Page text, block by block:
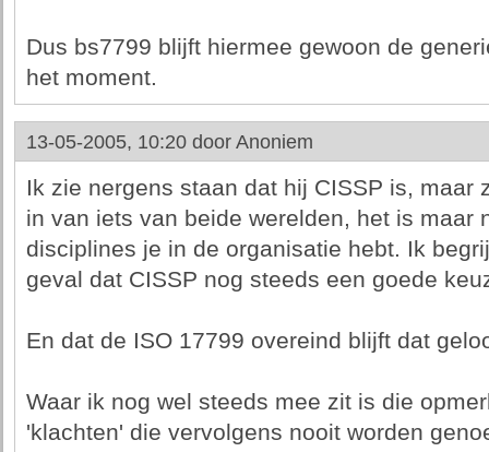
Dus bs7799 blijft hiermee gewoon de
het moment.
13-05-2005, 10:20 door Anoniem
Ik zie nergens staan dat hij CISSP is, maar
in van iets van beide werelden, het is maar
disciplines je in de organisatie hebt. Ik
geval dat CISSP nog steeds een goede
En dat de ISO 17799 overeind blijft dat
Waar ik nog wel steeds mee zit is die
'klachten' die vervolgens nooit worden